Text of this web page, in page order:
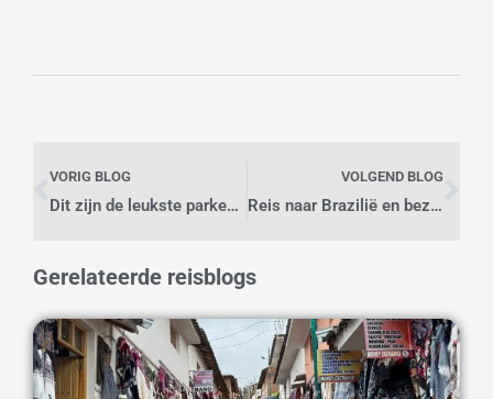
VORIG BLOG
Dit zijn de leukste parken in Amsterdam om te bezoeken
VOLGEND BLOG
Reis naar Brazilië en bezoek Fortaleza & Cumbuco
Gerelateerde reisblogs